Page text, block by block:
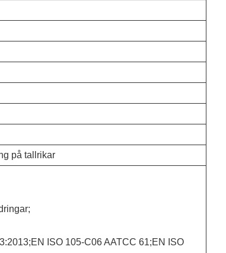
på tallrikar
ISO 105-C06 AATCC 61;EN ISO